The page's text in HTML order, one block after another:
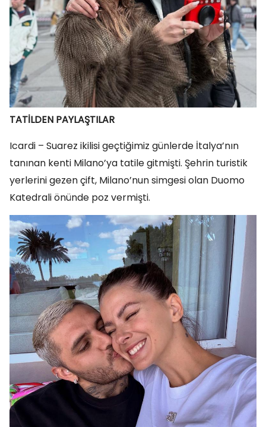
TATİLDEN PAYLAŞTILAR
Icardi – Suarez ikilisi geçtiğimiz günlerde İtalya’nın
tanınan kenti Milano’ya tatile gitmişti. Şehrin turistik
yerlerini gezen çift, Milano’nun simgesi olan Duomo
Katedrali önünde poz vermişti.